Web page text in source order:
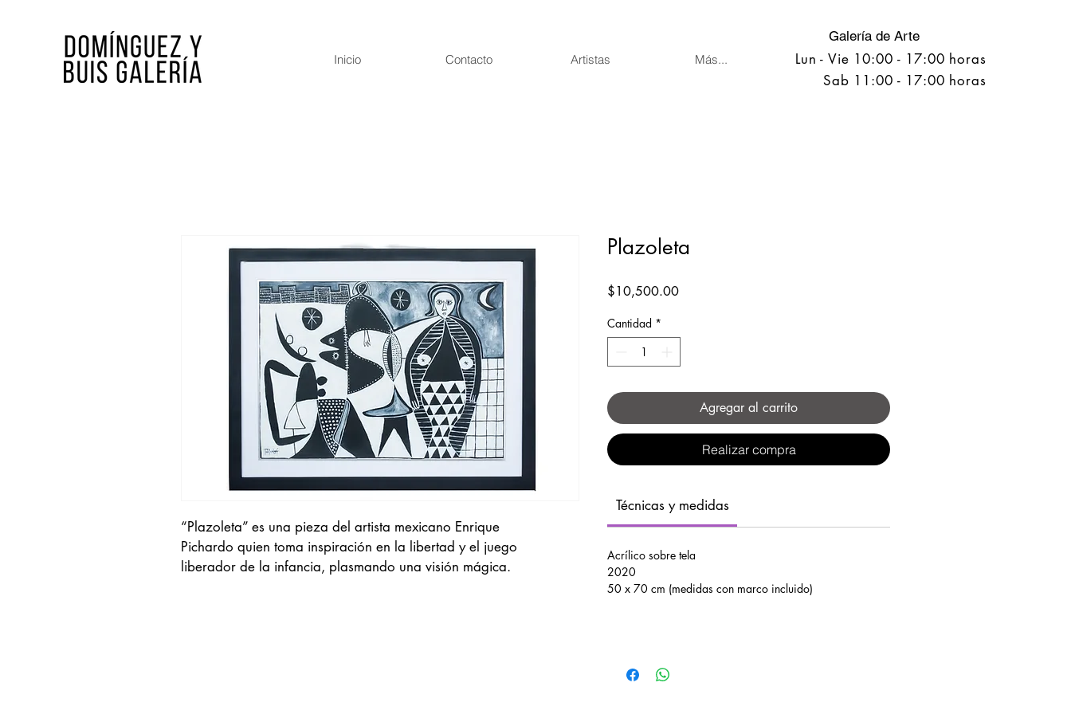
Galería de Arte
Lun - Vie 10:00 - 17:00 horas
Sab 11:00 - 17:00 horas
Inicio Contacto Artistas Más...
“Plazoleta” es una pieza del artista mexicano Enrique
Pichardo quien toma inspiración en la libertad y el juego
liberador de la infancia, plasmando una visión mágica.
Plazoleta
$10,500.00Precio
Cantidad *
Agregar al carrito
Realizar compra
Técnicas y medidas
Acrílico sobre tela
2020
50 x 70 cm (medidas con marco incluido)